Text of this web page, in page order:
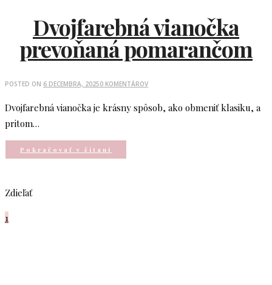
Dvojfarebná vianočka
prevoňaná pomarančom
POSTED ON 6 DECEMBRA, 20250 KOMENTÁROV
Dvojfarebná vianočka je krásny spôsob, ako obmeniť klasiku, a
pritom…
Pokračovať v čítaní
Zdieľať
1